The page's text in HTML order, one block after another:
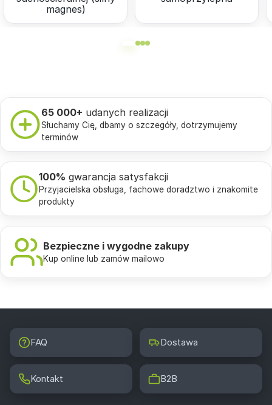
magnes)
65 000+ udanych realizacji
Słuchamy Cię, dbamy o szczegóły, dotrzymujemy
terminów
100% gwarancja satysfakcji
Przyjacielska obsługa, fachowe doradztwo i znakomite
produkty
Bezpieczne i wygodne zakupy
Kup online lub zamów mailowo
FAQ Dostawa
Kontakt B2B